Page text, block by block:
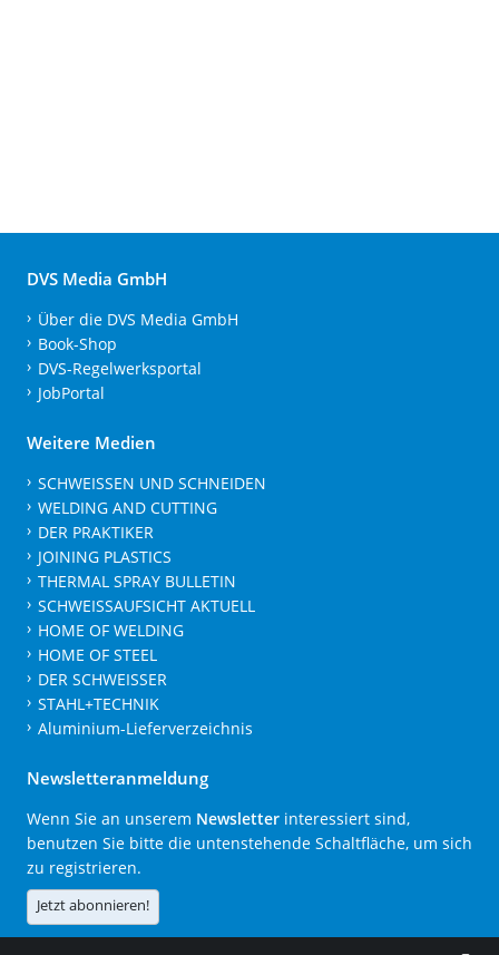
DVS Media GmbH
Über die DVS Media GmbH
Book-Shop
DVS-Regelwerksportal
JobPortal
Weitere Medien
SCHWEISSEN UND SCHNEIDEN
WELDING AND CUTTING
DER PRAKTIKER
JOINING PLASTICS
THERMAL SPRAY BULLETIN
SCHWEISSAUFSICHT AKTUELL
HOME OF WELDING
HOME OF STEEL
DER SCHWEISSER
STAHL+TECHNIK
Aluminium-Lieferverzeichnis
Newsletteranmeldung
Wenn Sie an unserem Newsletter interessiert sind,
benutzen Sie bitte die untenstehende Schaltfläche, um sich
zu registrieren.
Jetzt abonnieren!